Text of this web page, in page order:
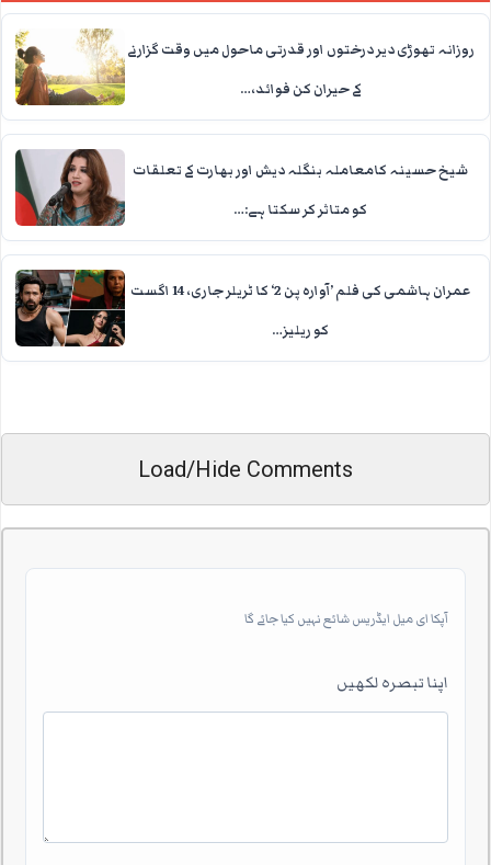
روزانہ تھوڑی دیر درختوں اور قدرتی ماحول میں وقت گزارنے
کے حیران کن فوائد،…
شیخ حسینہ کامعاملہ بنگلہ دیش اور بھارت کے تعلقات
کو متاثر کر سکتا ہے:…
عمران ہاشمی کی فلم ’آوارہ پن 2‘ کا ٹریلر جاری، 14 اگست
کو ریلیز…
Load/Hide Comments
آپکا ای میل ایڈریس شائع نہیں کیا جائے گا
اپنا تبصرہ لکھیں